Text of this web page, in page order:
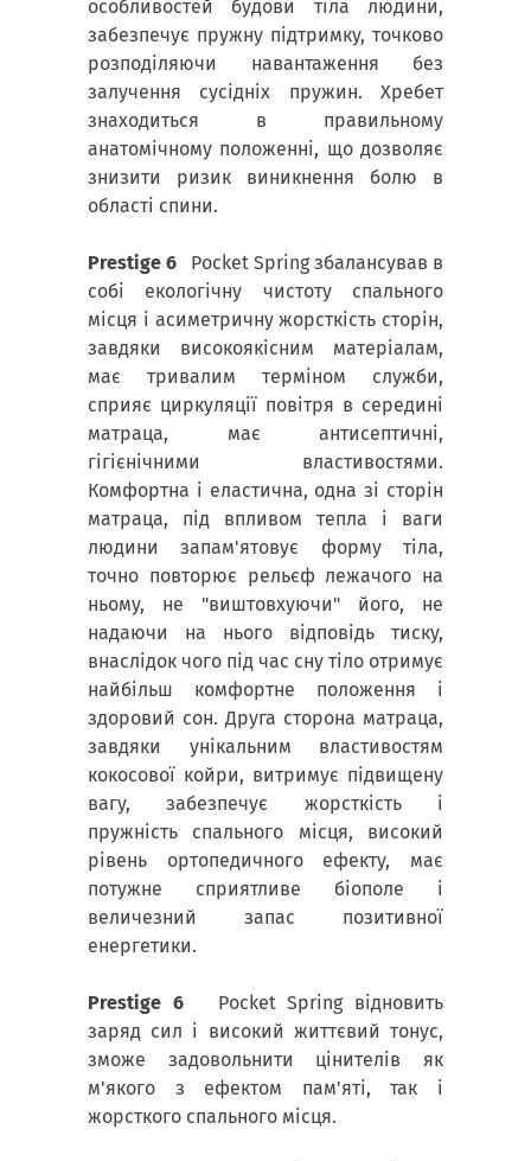
особливостей будови тіла людини,
забезпечує пружну підтримку, точково
розподіляючи навантаження без
залучення сусідніх пружин. Хребет
знаходиться в правильному
анатомічному положенні, що дозволяє
знизити ризик виникнення болю в
області спини.
Prestige 6
Pocket Spring збалансував в
собі екологічну чистоту спального
місця і асиметричну жорсткість сторін,
завдяки високоякісним матеріалам,
має тривалим терміном служби,
сприяє циркуляції повітря в середині
матраца, має антисептичні,
гігієнічними властивостями.
Комфортна і еластична, одна зі сторін
матраца, під впливом тепла і ваги
людини запам'ятовує форму тіла,
точно повторює рельєф лежачого на
ньому, не "виштовхуючи" його, не
надаючи на нього відповідь тиску,
внаслідок чого під час сну тіло отримує
найбільш комфортне положення і
здоровий сон. Друга сторона матраца,
завдяки унікальним властивостям
кокосової койри, витримує підвищену
вагу, забезпечує жорсткість і
пружність спального місця, високий
рівень ортопедичного ефекту, має
потужне сприятливе біополе і
величезний запас позитивної
енергетики.
Prestige 6
Pocket Spring відновить
заряд сил і високий життєвий тонус,
зможе задовольнити цінителів як
м'якого з ефектом пам'яті, так і
жорсткого спального місця.